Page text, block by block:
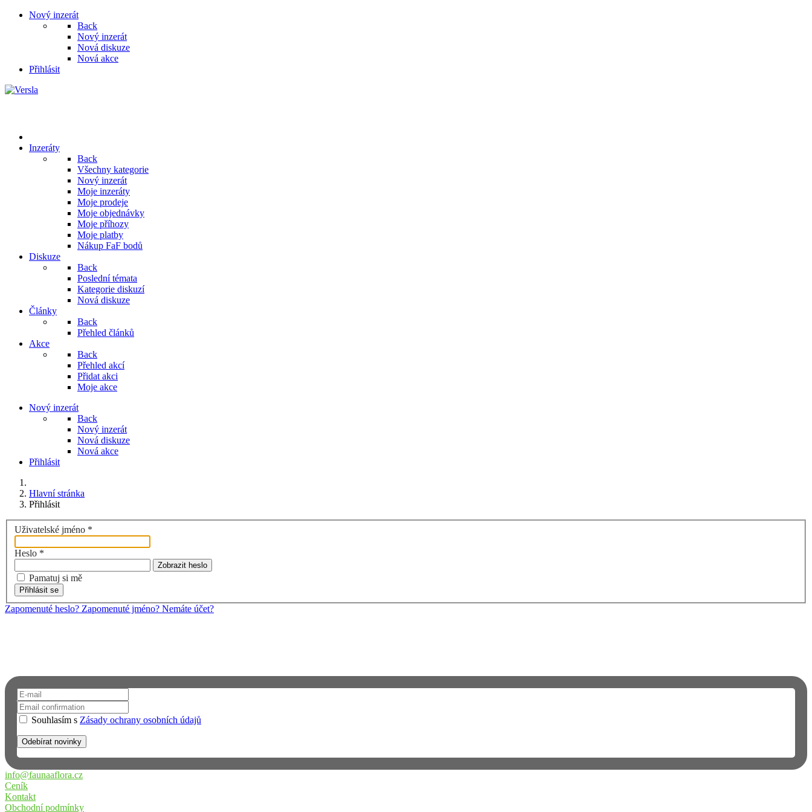
Nový inzerát
Back
Nový inzerát
Nová diskuze
Nová akce
Přihlásit
Inzeráty
Back
Všechny kategorie
Nový inzerát
Moje inzeráty
Moje prodeje
Moje objednávky
Moje příhozy
Moje platby
Nákup FaF bodů
Diskuze
Back
Poslední témata
Kategorie diskuzí
Nová diskuze
Články
Back
Přehled článků
Akce
Back
Přehled akcí
Přidat akci
Moje akce
Nový inzerát
Back
Nový inzerát
Nová diskuze
Nová akce
Přihlásit
Hlavní stránka
Přihlásit
Uživatelské jméno *
Heslo *
Zobrazit heslo
Pamatuj si mě
Přihlásit se
Zapomenuté heslo? Zapomenuté jméno? Nemáte účet?
Souhlasím s Zásady ochrany osobních údajů
info@faunaaflora.cz
Ceník
Kontakt
Obchodní podmínky